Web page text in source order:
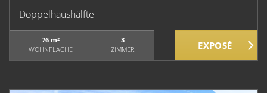
Doppelhaushälfte
76 m²
WOHNFLÄCHE
3
ZIMMER